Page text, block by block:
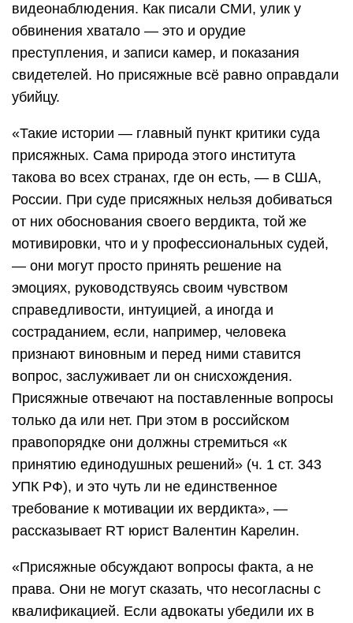
видеонаблюдения. Как писали СМИ, улик у
обвинения хватало — это и орудие
преступления, и записи камер, и показания
свидетелей. Но присяжные всё равно оправдали
убийцу.
«Такие истории — главный пункт критики суда
присяжных. Сама природа этого института
такова во всех странах, где он есть, — в США,
России. При суде присяжных нельзя добиваться
от них обоснования своего вердикта, той же
мотивировки, что и у профессиональных судей,
— они могут просто принять решение на
эмоциях, руководствуясь своим чувством
справедливости, интуицией, а иногда и
состраданием, если, например, человека
признают виновным и перед ними ставится
вопрос, заслуживает ли он снисхождения.
Присяжные отвечают на поставленные вопросы
только да или нет. При этом в российском
правопорядке они должны стремиться «к
принятию единодушных решений» (ч. 1 ст. 343
УПК РФ), и это чуть ли не единственное
требование к мотивации их вердикта», —
рассказывает RT юрист Валентин Карелин.
«Присяжные обсуждают вопросы факта, а не
права. Они не могут сказать, что несогласны с
квалификацией. Если адвокаты убедили их в